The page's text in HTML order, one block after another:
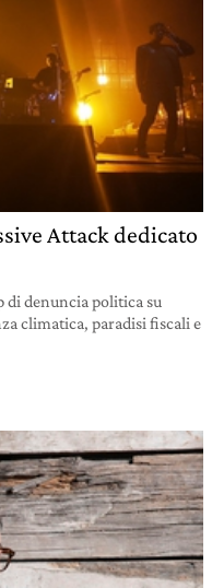
Attack dedicato
di denuncia politica su
climatica, paradisi fiscali e